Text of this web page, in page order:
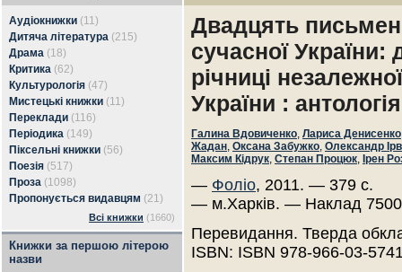
Аудіокнижки (11)
Дитяча література (215)
Драма (18)
Критика (62)
Культурологія (47)
Мистецькі книжки (11)
Переклади (116)
Періодика (149)
Піксельні книжки (56)
Поезія (517)
Проза (1098)
Пропонується видавцям (21)
Всі книжки (1660)
Книжки за першою літерою
назви
Двадцять
сучасної України:
річниці незалежної
України : антологія
Галина Вдовиченко, Лариса Денисенко
Жадан, Оксана Забужко, Олександр
Максим Кідрук, Степан Процюк, Ірен
— Фоліо, 2011. — 379 с.
— м.Харків. — Наклад
Перевидання. Тверда
ISBN: ISBN 978-966-03-